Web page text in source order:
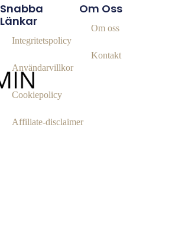
Om Oss
Om oss
Kontakt
Snabba
Länkar
Integritetspolicy
Användarvillkor
Cookiepolicy
Affiliate‑disclaimer